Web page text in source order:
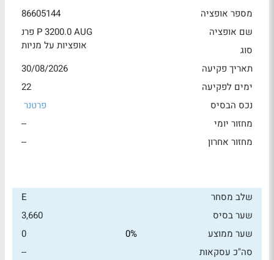
מספר אופציה
86605144
שם אופציה
פרנ P 3200.0 AUG
סוג
אופציות על מניות
תאריך פקיעה
30/08/2026
ימים לפקיעה
22
נכס הבסיס
פרטנר
מחזור יומי
--
מחזור אחרון
--
שלב מסחר
E
שער בסיס
3,660
שער ממוצע
0%
0
סה"כ עסקאות
--